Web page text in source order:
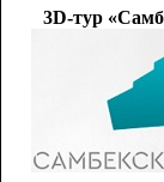
3D-тур